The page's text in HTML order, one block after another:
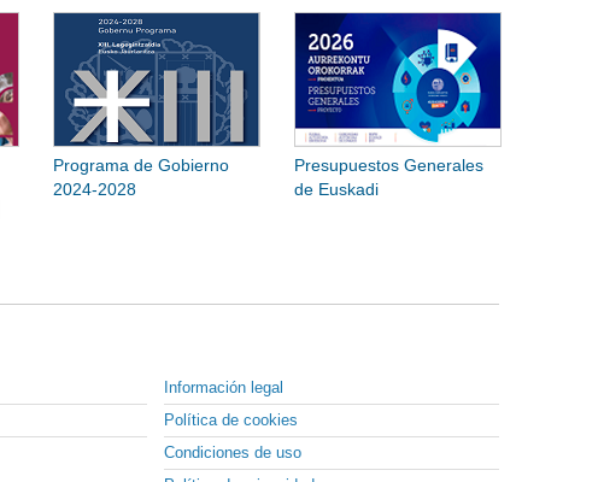
Programa de Gobierno
2024-2028
Presupuestos Generales
de Euskadi
Información legal
Política de cookies
Condiciones de uso